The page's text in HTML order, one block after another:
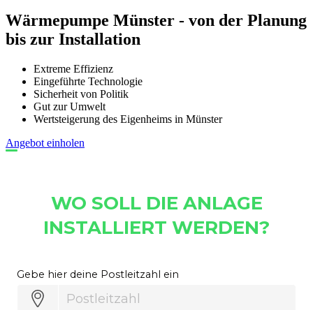
Wärmepumpe Münster - von der Planung
bis zur Installation
Extreme Effizienz
Eingeführte Technologie
Sicherheit von Politik
Gut zur Umwelt
Wertsteigerung des Eigenheims in Münster
Angebot einholen